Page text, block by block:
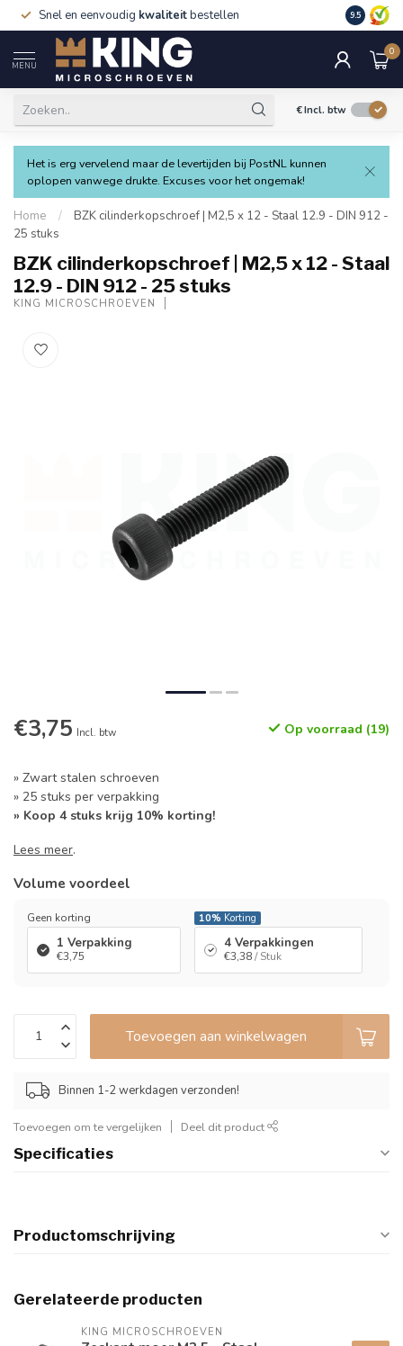
Snel en eenvoudig kwaliteitbestellen 9.5
MENU
0
€Incl. btw
Het is erg vervelend maar de levertijden bij PostNL kunnen
oplopen vanwege drukte. Excuses voor het ongemak!
Home /
BZK cilinderkopschroef | M2,5 x 12 - Staal 12.9 - DIN 912 -
25 stuks
BZK cilinderkopschroef | M2,5 x 12 - Staal
12.9 - DIN 912 - 25 stuks
KING MICROSCHROEVEN
€3,75 Incl. btw Op voorraad (19)
» Zwart stalen schroeven
» 25 stuks per verpakking
» Koop 4 stuks krijg 10% korting!
Lees meer.
Volume voordeel
Geen korting
1 Verpakking
€3,75
10% Korting
4 Verpakkingen
€3,38/ Stuk
Toevoegen aan winkelwagen
Binnen 1-2 werkdagen verzonden!
Toevoegen om te vergelijken Deel dit product
Specificaties
Productomschrijving
Gerelateerde producten
KING MICROSCHROEVEN